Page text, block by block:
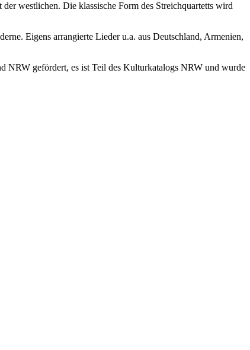
westlichen. Die klassische Form des Streichquartetts wird
Eigens arrangierte Lieder u.a. aus Deutschland, Armenien,
NRW gefördert, es ist Teil des Kulturkatalogs NRW und wurde